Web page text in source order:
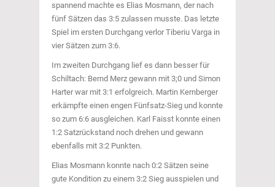
spannend machte es Elias Mosmann, der nach
fünf Sätzen das 3:5 zulassen musste. Das letzte
Spiel im ersten Durchgang verlor Tiberiu Varga in
vier Sätzen zum 3:6.
Im zweiten Durchgang lief es dann besser für
Schiltach: Bernd Merz gewann mit 3;0 und Simon
Harter war mit 3:1 erfolgreich. Martin Kernberger
erkämpfte einen engen Fünfsatz-Sieg und konnte
so zum 6:6 ausgleichen. Karl Faisst konnte einen
1:2 Satzrückstand noch drehen und gewann
ebenfalls mit 3:2 Punkten.
Elias Mosmann konnte nach 0:2 Sätzen seine
gute Kondition zu einem 3:2 Sieg ausspielen und